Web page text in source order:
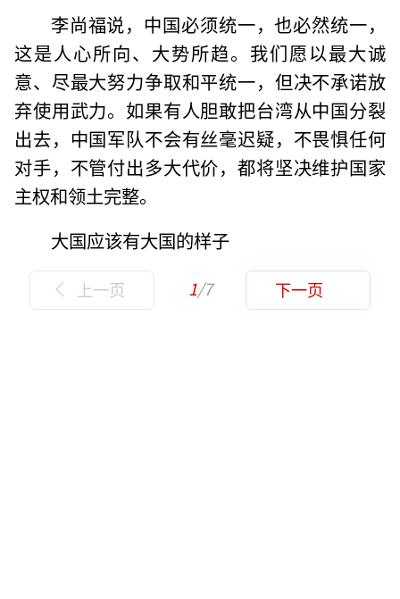
李尚福说，中国必须统一，也必然统一，
这是人心所向、大势所趋。我们愿以最大诚
意、尽最大努力争取和平统一，但决不承诺放
弃使用武力。如果有人胆敢把台湾从中国分裂
出去，中国军队不会有丝毫迟疑，不畏惧任何
对手，不管付出多大代价，都将坚决维护国家
主权和领土完整。
大国应该有大国的样子
上一页 1/7 下一页